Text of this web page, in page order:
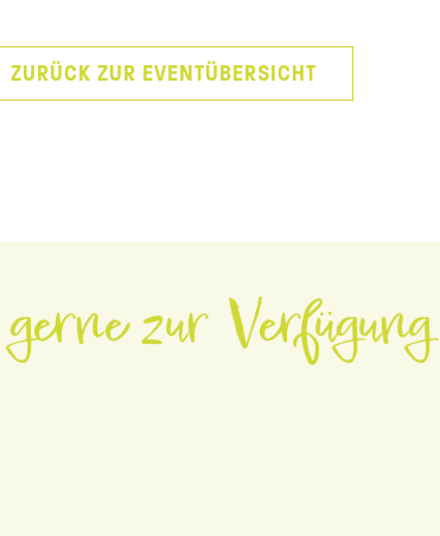
ZURÜCK ZUR EVENTÜBERSICHT
zur Verfügung.